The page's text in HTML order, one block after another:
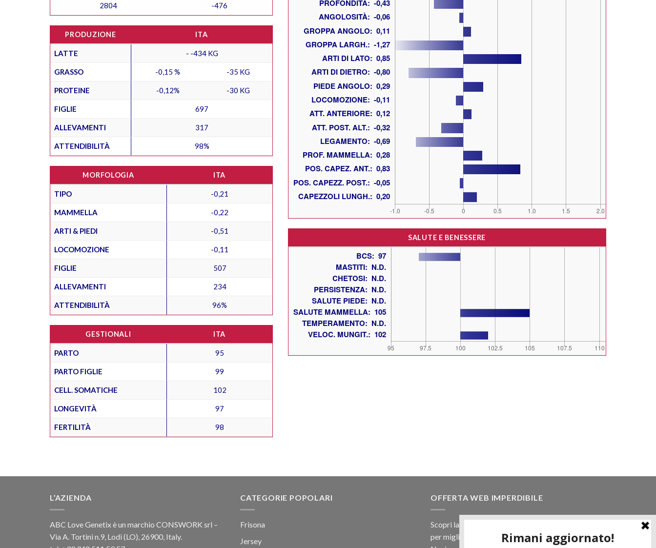
2804 -476
PRODUZIONE ITA
LATTE - -434 KG
GRASSO -0,15 % -35 KG
PROTEINE -0,12% -30 KG
FIGLIE 697
ALLEVAMENTI 317
ATTENDIBILITÀ 98%
MORFOLOGIA ITA
TIPO -0,21
MAMMELLA -0,22
ARTI & PIEDI -0,51
LOCOMOZIONE -0,11
FIGLIE 507
ALLEVAMENTI 234
ATTENDIBILITÀ 96%
GESTIONALI ITA
PARTO 95
PARTO FIGLIE 99
CELL. SOMATICHE 102
LONGEVITÀ 97
FERTILITÀ 98
SALUTE E BENESSERE
L’AZIENDA
ABC Love Genetix è un marchio CONSWORK srl –
Via A. Tortini n.9, Lodi (LO), 26900, Italy.
CATEGORIE POPOLARI
Frisona
Jersey
OFFERTA WEB IMPERDIBILE
Scopri la nostra offerta web! Un prezzo mai visto,
per migliaia di prodotti.